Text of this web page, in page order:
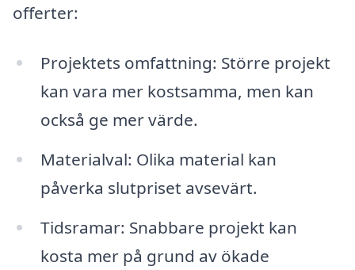
offerter:
Projektets omfattning: Större projekt
kan vara mer kostsamma, men kan
också ge mer värde.
Materialval: Olika material kan
påverka slutpriset avsevärt.
Tidsramar: Snabbare projekt kan
kosta mer på grund av ökade